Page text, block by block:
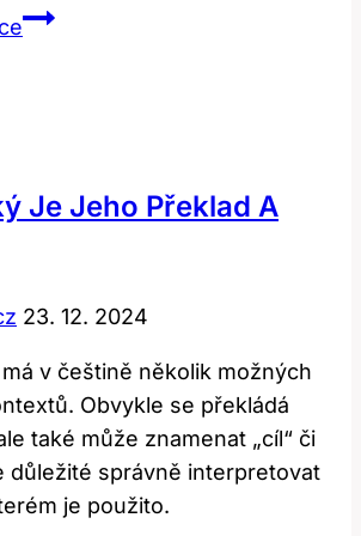
Tuesday:
den?
Je Jeho Překlad A
23. 12. 2024
má v češtině několik možných
Obvykle se překládá
také může znamenat „cíl“ či
důležité správně interpretovat
je použito.